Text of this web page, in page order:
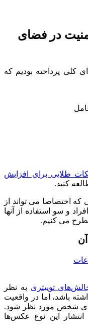
در فضای
کلی پرداخته بودیم که
طلایی برای افزایش
کنید.
که اختصاصا می تواند از
و سو استفاده از آنها
می کنیم.
توییتری به نظر
باشد، اما در واقعیت
شخص مورد نظر شود.
این نوع عکس‌ها